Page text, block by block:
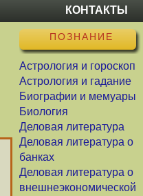
КОНТАКТЫ
ПОЗНАНИЕ
Астрология и гороскоп
Астрология и гадание
Биографии и мемуары
Биология
Деловая литература
Деловая литература о
банках
Деловая литература о
внешнеэкономической